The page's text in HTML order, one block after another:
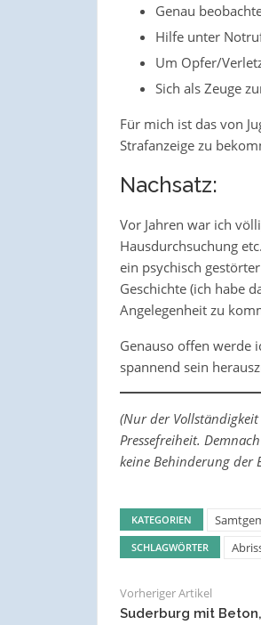
Genau
Hilfe unter
Um Opfer/
Sich als Zeuge
Für mich ist das von
Strafanzeige zu
Nachsatz:
Vor Jahren war ich
Hausdurchsuchung
ein psychisch
Geschichte (ich habe
Angelegenheit zu
Genauso offen werde
spannend sein
(Nur der
Pressefreiheit.
keine Behinderung der
KATEGORIEN
SCHLAGWÖRTER
Vorheriger Artikel
Suderburg mit